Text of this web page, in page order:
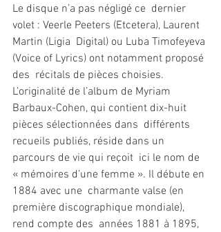
Le disque n’a pas négligé ce  dernier
volet : Veerle Peeters (Etcetera), Laurent
Martin (Ligia  Digital) ou Luba Timofeyeva
(Voice of Lyrics) ont notamment proposé
des  récitals de pièces choisies.
L’originalité de l’album de Myriam
Barbaux-Cohen, qui contient dix-huit
pièces sélectionnées dans  différents
recueils publiés, réside dans un
parcours de vie qui reçoit  ici le nom de
« mémoires d’une femme ». Il débute en
1884 avec une  charmante valse (en
première discographique mondiale),
rend compte des  années 1881 à 1895,